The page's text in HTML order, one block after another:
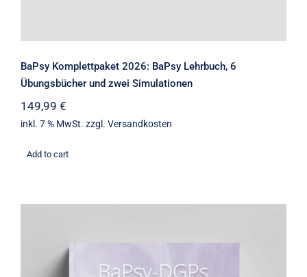
BaPsy Komplettpaket 2026: BaPsy Lehrbuch, 6
Übungsbücher und zwei Simulationen
149,99 €
inkl. 7 % MwSt. zzgl. Versandkosten
Add to cart